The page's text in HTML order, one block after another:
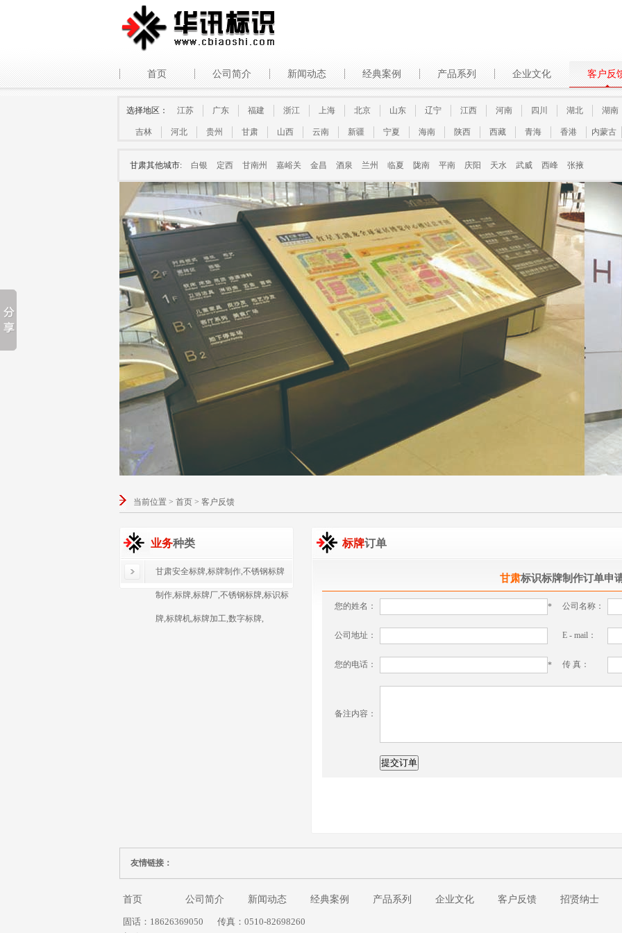
首页 公司简介 新闻动态 经典案例 产品系列 企业文化 客户反
选择地区： 江苏 广东 福建 浙江 上海 北京 山东 辽宁 江西 河南 四川 湖北 湖南
吉林 河北 贵州 甘肃 山西 云南 新疆 宁夏 海南 陕西 西藏 青海 香港 内蒙古
甘肃其他城市: 白银 定西 甘南州 嘉峪关 金昌 酒泉 兰州 临夏 陇南 平南 庆阳 天水 武威 西峰 张掖
当前位置 > 首页 > 客户反馈
业务种类
甘肃安全标牌,标牌制作,不锈钢标牌
制作,标牌,标牌厂,不锈钢标牌,标识标
牌,标牌机,标牌加工,数字标牌,
标牌订单
甘肃标识标牌制作订单申
您的姓名： * 公司名称：
公司地址： E - mail：
您的电话： * 传 真：
备注内容：
友情链接：
首页 公司简介 新闻动态 经典案例 产品系列 企业文化 客户反馈 招贤纳士
固话：18626369050
传真：0510-82698260